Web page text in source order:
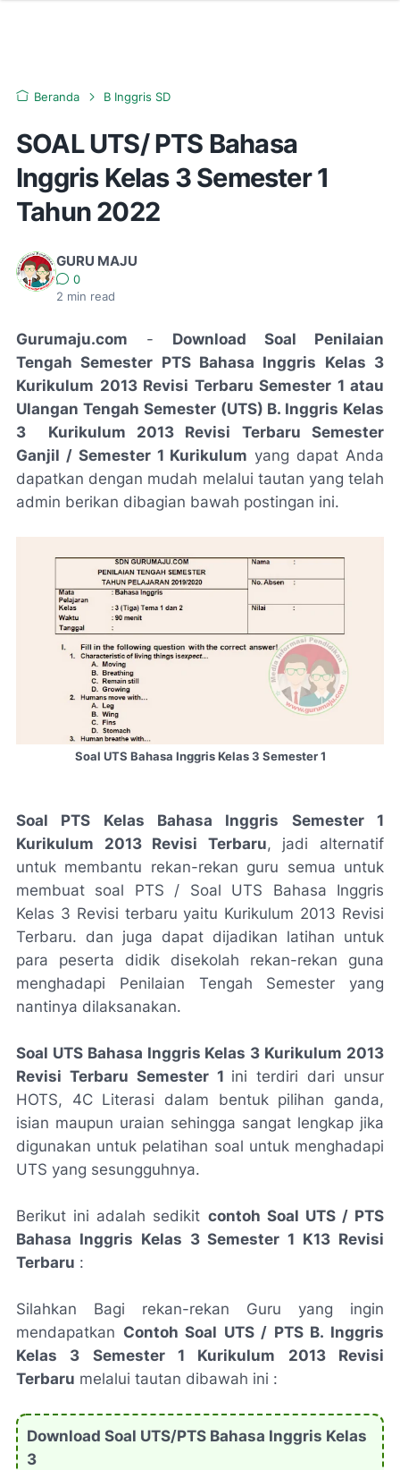
Beranda B Inggris SD
SOAL UTS/ PTS Bahasa
Inggris Kelas 3 Semester 1
Tahun 2022
GURU MAJU
0
2 min read
Gurumaju.com - Download Soal Penilaian
Tengah Semester PTS Bahasa Inggris Kelas 3
Kurikulum 2013 Revisi Terbaru Semester 1 atau
Ulangan Tengah Semester (UTS) B. Inggris Kelas
3 Kurikulum 2013 Revisi Terbaru Semester
Ganjil / Semester 1 Kurikulum yang dapat Anda
dapatkan dengan mudah melalui tautan yang telah
admin berikan dibagian bawah postingan ini.
Soal UTS Bahasa Inggris Kelas 3 Semester 1
Soal PTS Kelas Bahasa Inggris Semester 1
Kurikulum 2013 Revisi Terbaru, jadi alternatif
untuk membantu rekan-rekan guru semua untuk
membuat soal PTS / Soal UTS Bahasa Inggris
Kelas 3 Revisi terbaru yaitu Kurikulum 2013 Revisi
Terbaru. dan juga dapat dijadikan latihan untuk
para peserta didik disekolah rekan-rekan guna
menghadapi Penilaian Tengah Semester yang
nantinya dilaksanakan.
Soal UTS Bahasa Inggris Kelas 3 Kurikulum 2013
Revisi Terbaru Semester 1 ini terdiri dari unsur
HOTS, 4C Literasi dalam bentuk pilihan ganda,
isian maupun uraian sehingga sangat lengkap jika
digunakan untuk pelatihan soal untuk menghadapi
UTS yang sesungguhnya.
Berikut ini adalah sedikit contoh Soal UTS / PTS
Bahasa Inggris Kelas 3 Semester 1 K13 Revisi
Terbaru :
Silahkan Bagi rekan-rekan Guru yang ingin
mendapatkan Contoh Soal UTS / PTS B. Inggris
Kelas 3 Semester 1 Kurikulum 2013 Revisi
Terbaru melalui tautan dibawah ini :
Download Soal UTS/PTS Bahasa Inggris Kelas
3